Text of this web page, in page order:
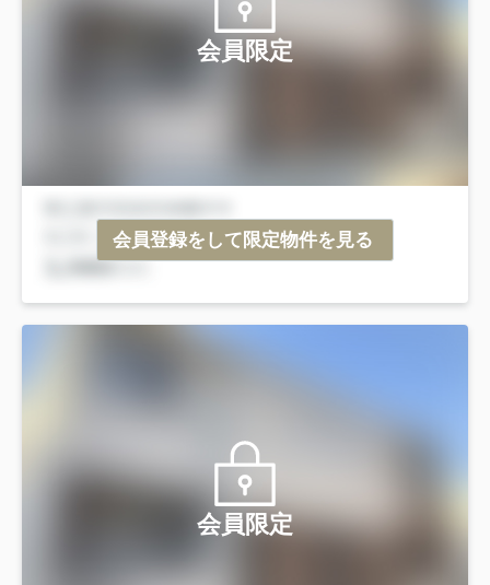
会員限定
会員登録をして限定物件を見る
会員限定